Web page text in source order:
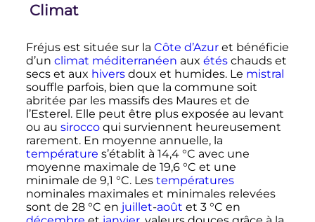
Climat
Fréjus est située sur la Côte d’Azuret bénéficie
d’un climat méditerranéen aux étéschauds et
secs et aux hiversdoux et humides. Le mistral
souffle parfois, bien que la commune soit
abritée par les massifs des Maures et de
l’Esterel. Elle peut être plus exposée au levant
ou au siroccoqui surviennent heureusement
rarement. En moyenne annuelle, la
température s’établit à 14,4 °C avec une
moyenne maximale de 19,6 °C et une
minimale de 9,1 °C. Les températures
nominales maximales et minimales relevées
sont de 28 °C en juillet-août et 3 °C en